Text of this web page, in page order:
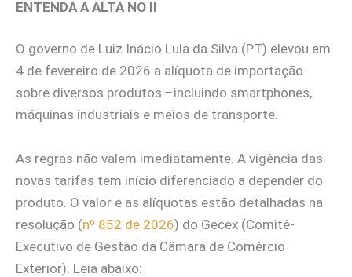
ENTENDA A ALTA NO II
O governo de Luiz Inácio Lula da Silva (PT) elevou em
4 de fevereiro de 2026 a alíquota de importação
sobre diversos produtos –incluindo smartphones,
máquinas industriais e meios de transporte.
As regras não valem imediatamente. A vigência das
novas tarifas tem início diferenciado a depender do
produto. O valor e as alíquotas estão detalhadas na
resolução (nº 852 de 2026) do Gecex (Comitê-
Executivo de Gestão da Câmara de Comércio
Exterior). Leia abaixo: